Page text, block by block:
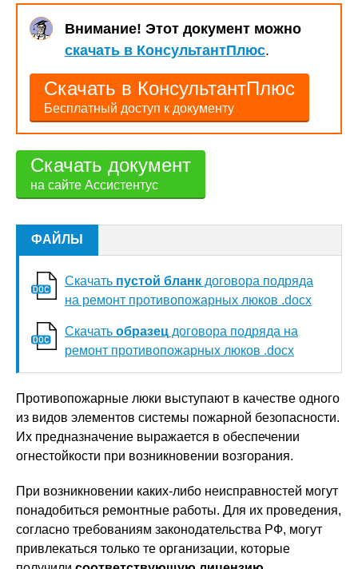
Внимание! Этот документ можно
скачать в КонсультантПлюс.
Скачать в КонсультантПлюс
Бесплатный доступ к документу
Скачать документ
на сайте Ассистентус
ФАЙЛЫ
Скачать пустой бланк договора подряда
на ремонт противопожарных люков .docx
Скачать образец договора подряда на
ремонт противопожарных люков .docx
Противопожарные люки выступают в качестве одного
из видов элементов системы пожарной безопасности.
Их предназначение выражается в обеспечении
огнестойкости при возникновении возгорания.
При возникновении каких-либо неисправностей могут
понадобиться ремонтные работы. Для их проведения,
согласно требованиям законодательства РФ, могут
привлекаться только те организации, которые